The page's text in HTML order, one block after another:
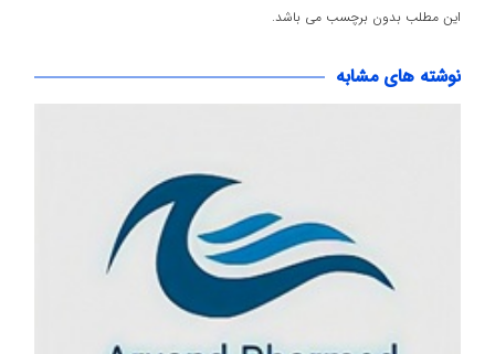
این مطلب بدون برچسب می باشد.
نوشته های مشابه